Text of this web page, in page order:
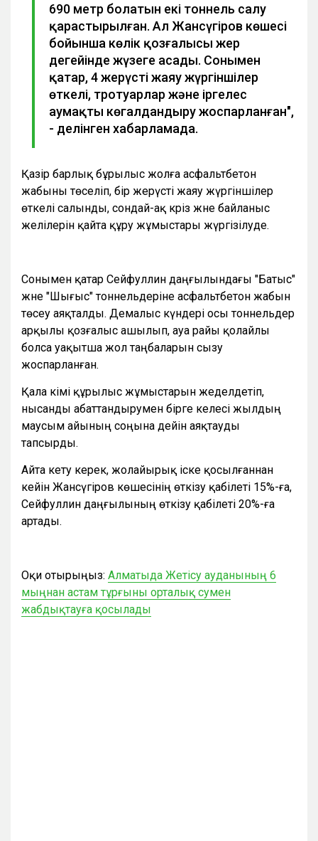
690 метр болатын екі тоннель салу
қарастырылған. Ал Жансүгіров көшесі
бойынша көлік қозғалысы жер
деңгейінде жүзеге асады. Сонымен
қатар, 4 жерүсті жаяу жүргіншілер
өткелі, тротуарлар және іргелес
аумақты көгалдандыру жоспарланған",
- делінген хабарламада.
Қазір барлық бұрылыс жолға асфальтбетон
жабыны төселіп, бір жерүсті жаяу жүргіншілер
өткелі салынды, сондай-ақ кәріз және байланыс
желілерін қайта құру жұмыстары жүргізілуде.
Сонымен қатар Сейфуллин даңғылындағы "Батыс"
және "Шығыс" тоннельдеріне асфальтбетон жабын
төсеу аяқталды. Демалыс күндері осы тоннельдер
арқылы қозғалыс ашылып, ауа райы қолайлы
болса уақытша жол таңбаларын сызу
жоспарланған.
Қала әкімі құрылыс жұмыстарын жеделдетіп,
нысанды абаттандырумен бірге келесі жылдың
маусым айының соңына дейін аяқтауды
тапсырды.
Айта кету керек, жолайырық іске қосылғаннан
кейін Жансүгіров көшесінің өткізу қабілеті 15%-ға,
Сейфуллин даңғылының өткізу қабілеті 20%-ға
артады.
Оқи отырыңыз: Алматыда Жетісу ауданының 6
мыңнан астам тұрғыны орталық сумен
жабдықтауға қосылады